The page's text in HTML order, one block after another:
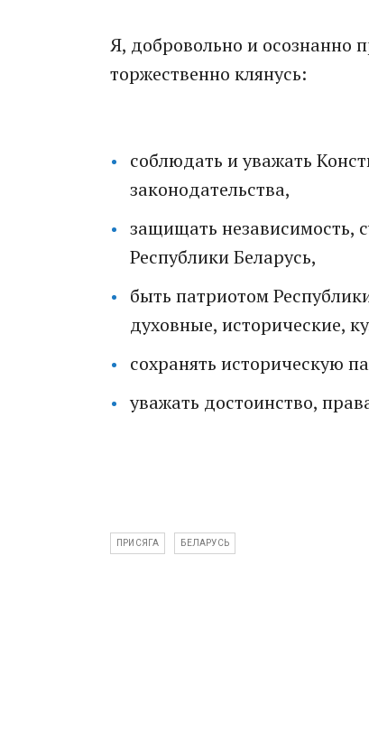
Я, добровольно и осознанно
торжественно клянусь:
соблюдать и уважать
законодательства,
защищать независимость,
Республики Беларусь,
быть патриотом
духовные, исторические,
сохранять историческую
уважать достоинство,
ПРИСЯГА БЕЛАРУСЬ